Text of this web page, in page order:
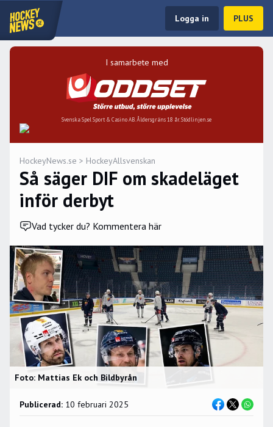
Logga in PLUS
I samarbete med
Svenska Spel Sport & Casino AB. Åldersgräns 18 år. Stödlinjen.se
HockeyNews.se > HockeyAllsvenskan
Så säger DIF om skadeläget
inför derbyt
Vad tycker du? Kommentera här
Foto: Mattias Ek och Bildbyrån
Publicerad: 10 februari 2025